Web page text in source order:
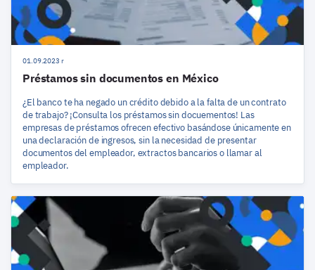
01.09.2023 r
Préstamos sin documentos en México
¿El banco te ha negado un crédito debido a la falta de un contrato
de trabajo? ¡Consulta los préstamos sin docuementos! Las
empresas de préstamos ofrecen efectivo basándose únicamente en
una declaración de ingresos, sin la necesidad de presentar
documentos del empleador, extractos bancarios o llamar al
empleador.